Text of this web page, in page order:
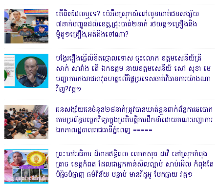
តើពិតដែលឬទេ? ប៉េអឹមស្រុកសំពៅលូនឃាត់ជនសង្ស័យ
៧នាក់បញ្ជូនដល់ខេត្ត,ជ្រុះបាត់២នាក់ រថយន្ត១គ្រឿងនិង
ម៉ូតូ១គ្រឿង,អត់ដឹងទៅណា?
បង្វែររឿងធ្វើលិខិតថ្កោលទោស ចុះលោក ឧត្តមសេនីយ៍ត្រី
សាក់ សារាំង តើ ឯកឧត្តម នាយឧត្តមសេនីយ៍ សៅ សុខា មេ
បញ្ជាការកងរាជអាវុធហត្ថលើផ្ទៃប្រទេសចាត់វិធានការយ៉ាងណា
វិញ?វគ្គ១
ជនសង្ស័យជនចំនួន២៨នាក់ត្រូវបានឃាត់ខ្លួនពាក់ព័ន្ធការឆបោក
តាមប្រព័ន្ធបច្ចេកវិទ្យាក្នុងប្រតិបត្តិការដឹកនាំដោយគណៈបញ្ជាការ
ឯកភាពរដ្ឋបាលរាជធានីភ្នំពេញ ‎=====
ព្រះចៅអធិការ ដ៏មានឥទ្ធិពល លោកសុត ដាវី នៅស្រុកកំពុង
ត្រាច ខេត្តកំពត ដែលជាអ្នកកាន់សិលល្អាប់ សាប់រអិល កំពុងតែ
បំផ្លិចបំផ្លាញ ធម៌វិន័យ បន្ទាប់ មានវិដូអូ បែកធ្លាយ វគ្គ១